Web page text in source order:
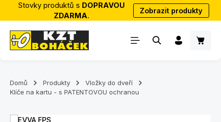
Přejít na hlavní obsah
Stovky produktů s DOPRAVOU
ZDARMA.
Zobrazit produkty
Domů Produkty
Vložky do dveří
Klíče na kartu - s PATENTOVOU ochranou
Přeskočit galerii obrázků